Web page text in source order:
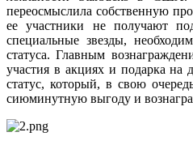
переосмыслила собственную
ее участники не получают
специальные звезды,
статуса. Главным
участия в акциях и подарка на
статус, который, в свою
сиюминутную выгоду и